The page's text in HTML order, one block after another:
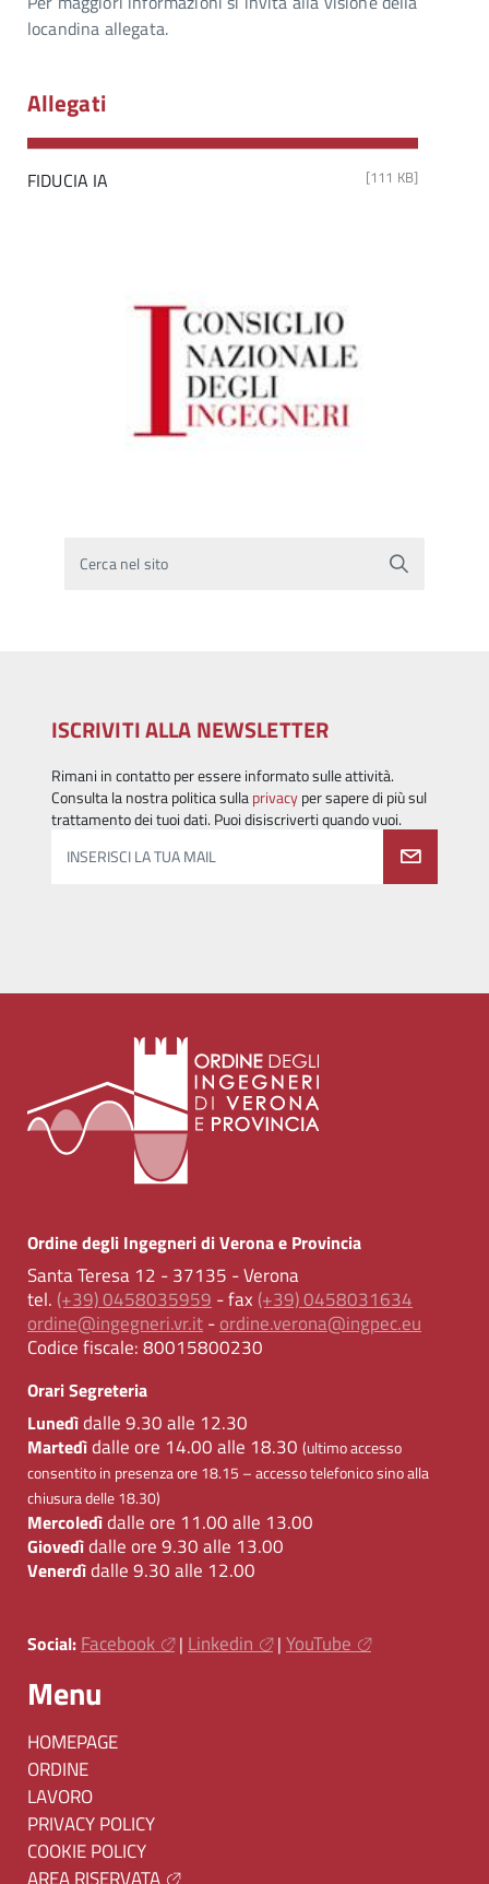
locandina allegata.
Allegati
FIDUCIA IA [111 KB]
Cerca nel sito
ISCRIVITI ALLA NEWSLETTER
Rimani in contatto per essere informato sulle attività.
Consulta la nostra politica sullaprivacyper sapere di più sul
trattamento dei tuoi dati. Puoi disiscriverti quando vuoi.
INSERISCI LA TUA MAIL
Ordine degli Ingegneri di Verona e Provincia
Santa Teresa 12 - 37135 - Verona
tel. (+39) 0458035959 - fax (+39) 0458031634
ordine@ingegneri.vr.it-ordine.verona@ingpec.eu
Codice fiscale:80015800230
Orari Segreteria
Lunedìdalle 9.30 alle 12.30
Martedìdalle ore 14.00 alle 18.30 (ultimo accesso
consentito in presenza ore 18.15 – accesso telefonico sino alla
chiusura delle 18.30)
Mercoledìdalle ore 11.00 alle 13.00
Giovedìdalle ore 9.30 alle 13.00
Venerdìdalle 9.30 alle 12.00
Social: Facebook | Linkedin | YouTube
Menu
HOMEPAGE
ORDINE
LAVORO
PRIVACY POLICY
COOKIE POLICY